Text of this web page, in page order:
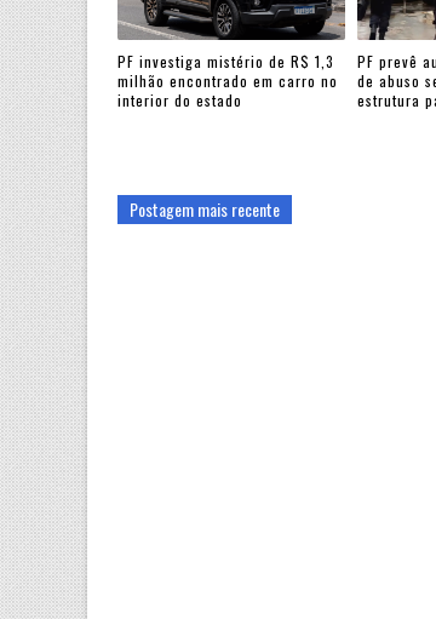
PF investiga mistério de R$ 1,3
milhão encontrado em carro no
interior do estado
PF prevê
de abuso
estrutura
Postagem mais recente